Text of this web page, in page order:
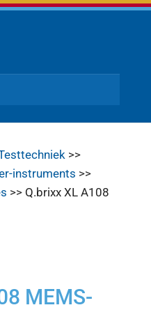
>>
instruments >>
>> Q.brixx XL A108
MEMS-